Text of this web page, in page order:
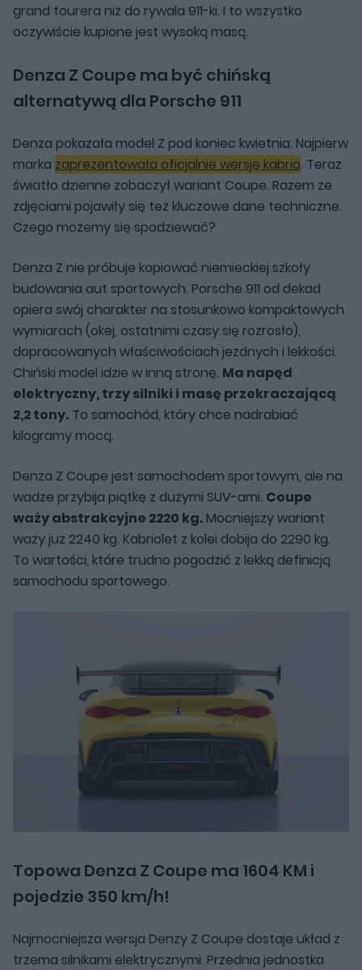
grand tourera niż do rywala 911-ki. I to wszystko
oczywiście kupione jest wysoką masą.
Denza Z Coupe ma być chińską
alternatywą dla Porsche 911
Denza pokazała model Z pod koniec kwietnia. Najpierw
marka zaprezentowała oficjalnie wersję kabrio. Teraz
światło dzienne zobaczył wariant Coupe. Razem ze
zdjęciami pojawiły się też kluczowe dane techniczne.
Czego możemy się spodziewać?
Denza Z nie próbuje kopiować niemieckiej szkoły
budowania aut sportowych. Porsche 911 od dekad
opiera swój charakter na stosunkowo kompaktowych
wymiarach (okej, ostatnimi czasy się rozrosło),
dopracowanych właściwościach jezdnych i lekkości.
Chiński model idzie w inną stronę. Ma napęd
elektryczny, trzy silniki i masę przekraczającą
2,2 tony. To samochód, który chce nadrabiać
kilogramy mocą.
Denza Z Coupe jest samochodem sportowym, ale na
wadze przybija piątkę z dużymi SUV-ami. Coupe
waży abstrakcyjne 2220 kg. Mocniejszy wariant
waży już 2240 kg. Kabriolet z kolei dobija do 2290 kg.
To wartości, które trudno pogodzić z lekką definicją
samochodu sportowego.
Topowa Denza Z Coupe ma 1604 KM i
pojedzie 350 km/h!
Najmocniejsza wersja Denzy Z Coupe dostaje układ z
trzema silnikami elektrycznymi. Przednia jednostka